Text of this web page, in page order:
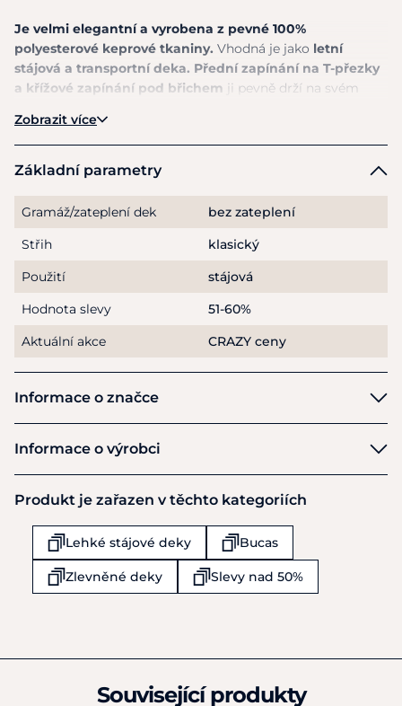
Je velmi elegantní a vyrobena z pevné 100%
polyesterové keprové tkaniny. Vhodná je jako letní
stájová a transportní deka. Přední zapínání na T-přezky
a křížové zapínání pod břichem ji pevně drží na svém
Vyznačuje se střihem "Freedom Cut", který je považován
za "slim fit ". Je to jediná řada Bucas, která nemá ramenní
koním plnokrevného typu dobře sedí normální velikost, ale
koním typu cob a mohutnějším by tento střih mohl být
trochu těsný.
Pokyny k péči:
Výrobky Bucas lze prát v pračce při
maximální teplotě 30ºC na jemný cyklus. Nepoužívejte
aviváž. Sušte pouze na vzduchu a nesušte v sušičce.
Nečistěte chemicky.
Zobrazit více
Základní parametry
Gramáž/zateplení dek
bez zateplení
Střih
klasický
Použití
stájová
Hodnota slevy
51-60%
Aktuální akce
CRAZY ceny
Informace o značce
Bucas
Informace o výrobci
Bucas Ltd.
Togher Ind Estate
T12R201
Produkt je zařazen v těchto kategoriích
Lehké stájové deky Bucas
Zlevněné deky Slevy nad 50%
Související produkty